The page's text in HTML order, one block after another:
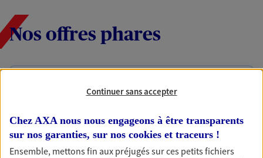
Nos offres phares
Épargne
immobilier, études des enfants ou voyage autour
du monde… Épargnez à votre rythme et
simplement, selon votre profil.
Continuer sans accepter
Chez AXA nous nous engageons à être transparents
sur nos garanties, sur nos cookies et traceurs !
Ensemble, mettons fin aux préjugés sur ces petits fichiers